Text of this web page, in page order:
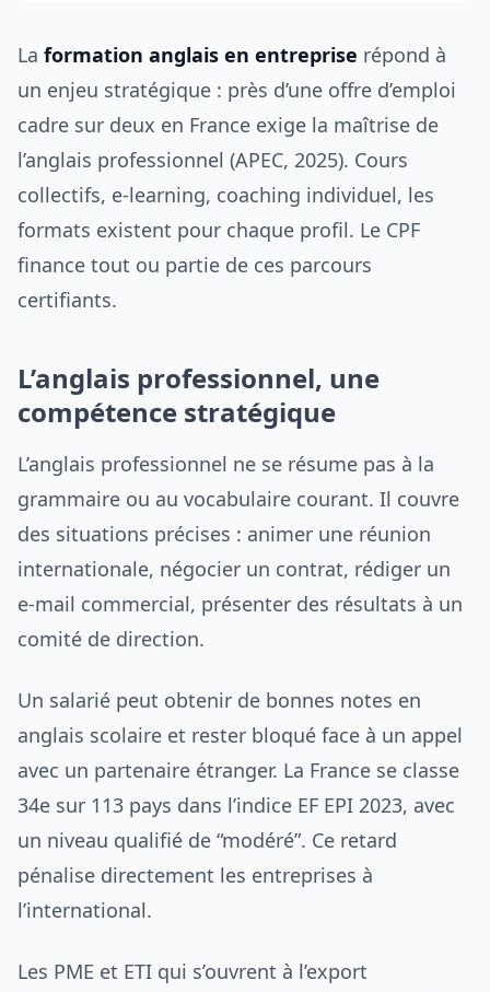
La formation anglais en entreprise répond à
un enjeu stratégique : près d’une offre d’emploi
cadre sur deux en France exige la maîtrise de
l’anglais professionnel (APEC, 2025). Cours
collectifs, e-learning, coaching individuel, les
formats existent pour chaque profil. Le CPF
finance tout ou partie de ces parcours
certifiants.
L’anglais professionnel, une
compétence stratégique
L’anglais professionnel ne se résume pas à la
grammaire ou au vocabulaire courant. Il couvre
des situations précises : animer une réunion
internationale, négocier un contrat, rédiger un
e-mail commercial, présenter des résultats à un
comité de direction.
Un salarié peut obtenir de bonnes notes en
anglais scolaire et rester bloqué face à un appel
avec un partenaire étranger. La France se classe
34e sur 113 pays dans l’indice EF EPI 2023, avec
un niveau qualifié de “modéré”. Ce retard
pénalise directement les entreprises à
l’international.
Les PME et ETI qui s’ouvrent à l’export